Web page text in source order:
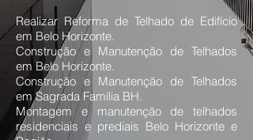
Realizar Reforma de Telhado de Edifício
em Belo Horizonte.
Construção e Manutenção de Telhados
em Belo Horizonte.
Construção e Manutenção de Telhados
em Sagrada Família BH.
Montagem e manutenção de telhados
residenciais e prediais Belo Horizonte e